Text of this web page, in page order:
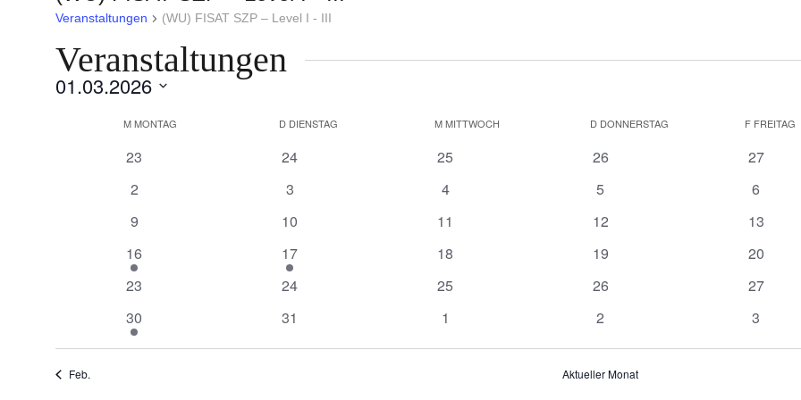
Veranstaltungen (WU) FISAT SZP – Level I - III
Veranstaltungen
01.03.2026
Kalender
Veranstaltungen
MMONTAG D DIENSTAG MMITTWOCH D DONNERSTAG F FREITAG
0
23
0
24
0
25
0
26
0
27
0
2
0
3
0
4
0
5
0
6
0
9
0
10
0
11
0
12
0
13
1
Veranstaltung
16
1
Veranstaltung
17
0
18
0
19
0
20
0
23
0
24
0
25
0
26
0
27
1
Veranstaltung
30
0
31
0
1
0
2
0
3
Feb. Aktueller Monat